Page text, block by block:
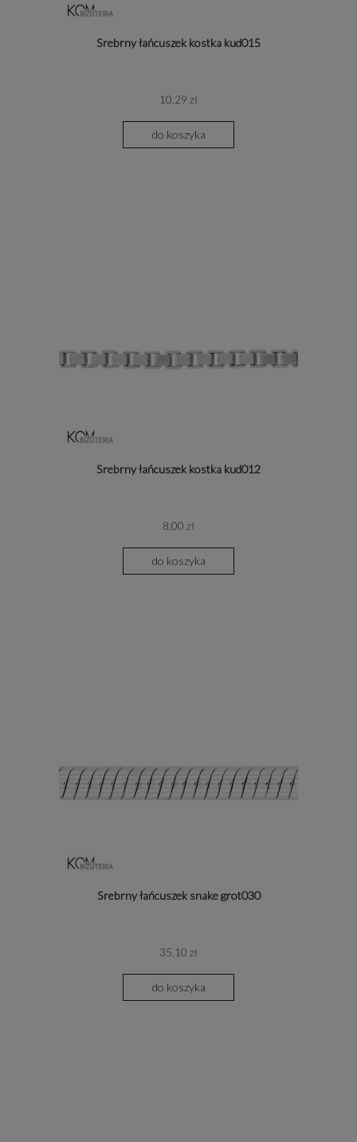
Srebrny łańcuszek kostka kud015
10,29 zł
do koszyka
Srebrny łańcuszek kostka kud012
8,00 zł
do koszyka
Srebrny łańcuszek snake grot030
35,10 zł
do koszyka